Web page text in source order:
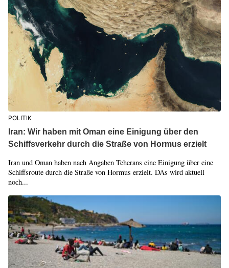
POLITIK
Iran: Wir haben mit Oman eine Einigung über den
Schiffsverkehr durch die Straße von Hormus erzielt
Iran und Oman haben nach Angaben Teherans eine Einigung über eine
Schiffsroute durch die Straße von Hormus erzielt. DAs wird aktuell
noch...